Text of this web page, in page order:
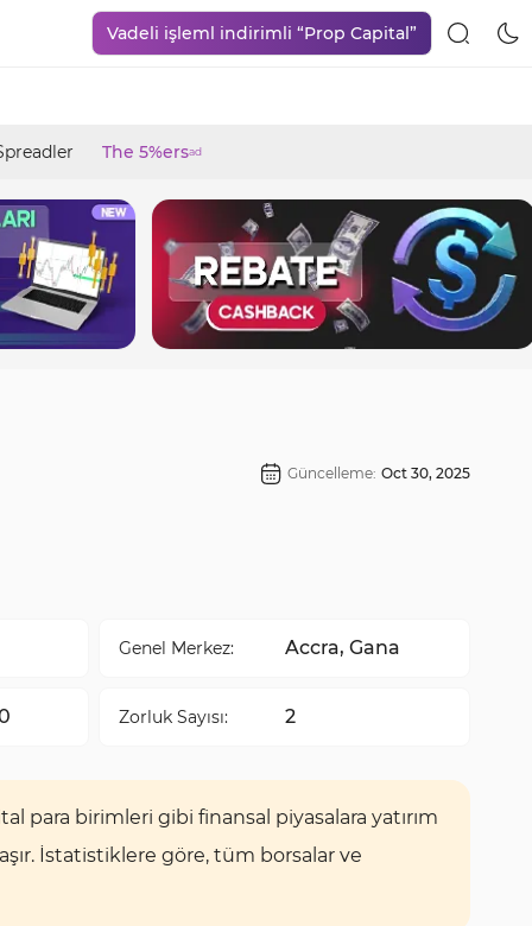
Vadeli işleml indirimli “Prop Capital”
The 5%ersad
Güncelleme: Oct 30, 2025
Genel Merkez: Accra, Gana
Zorluk Sayısı: 2
para birimleri gibi finansal piyasalara yatırım
İstatistiklere göre, tüm borsalar ve